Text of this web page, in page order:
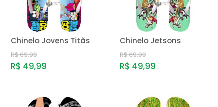
Chinelo Jovens Titãs
R$ 69,99
R$ 49,99
Chinelo Jetsons
R$ 69,99
R$ 49,99